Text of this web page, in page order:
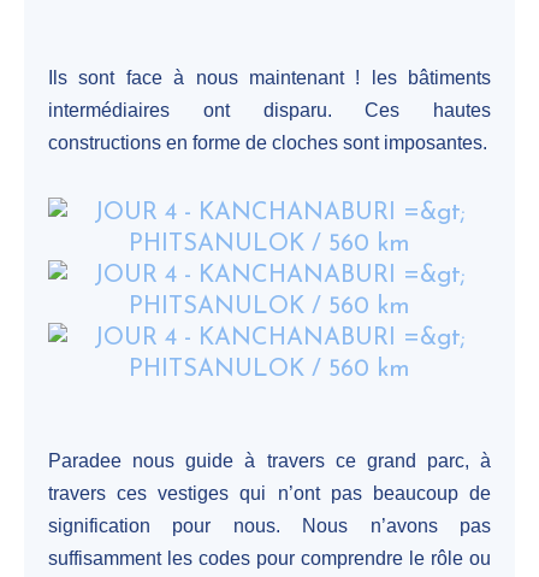
Ils sont face à nous maintenant ! les bâtiments
intermédiaires ont disparu. Ces hautes
constructions en forme de cloches sont imposantes.
Paradee nous guide à travers ce grand parc, à
travers ces vestiges qui n’ont pas beaucoup de
signification pour nous. Nous n’avons pas
suffisamment les codes pour comprendre le rôle ou